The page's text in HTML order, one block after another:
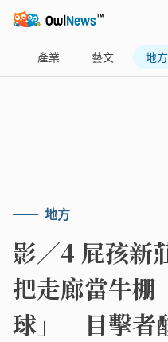
產業 藝文 地方
地方
影／4 屁孩新
把走廊當牛棚
球」 目擊者